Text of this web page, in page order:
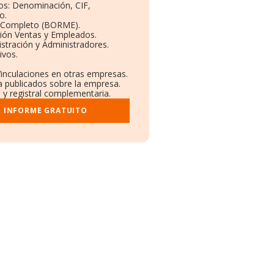
Denominación, CIF,
(BORME).
Ventas y Empleados.
y Administradores.
en otras empresas.
publicados sobre la empresa.
registral complementaria.
INFORME GRATUITO